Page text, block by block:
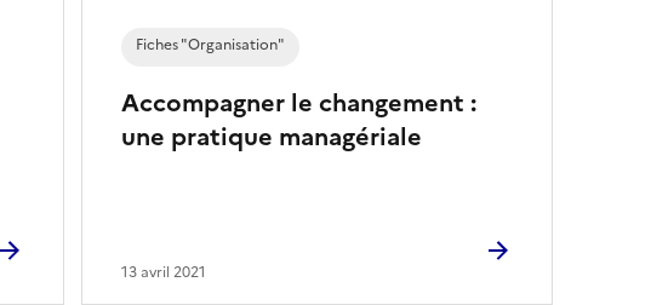
Accompagner le changement :
une pratique managériale
Fiches "Organisation"
13 avril 2021